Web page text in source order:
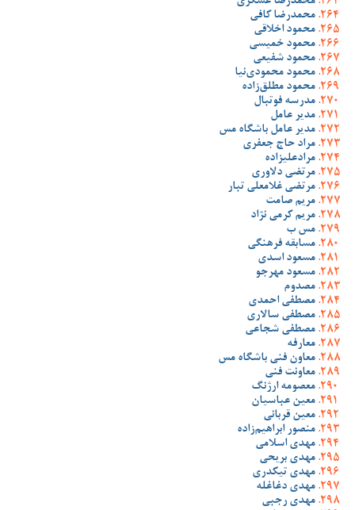
محمدرضا کافی
محمود اخلاقی
محمود خمیسی
محمود شفیعی
محمود محمودی‌نیا
محمود مطلق‌زاده
مدرسه فوتبال
مدیر عامل
مدیر عامل باشگاه مس
مراد حاج جعفری
مرادعلیزاده
مرتضی دلاوری
مرتضی غلامعلی تبار
مریم صامت
مریم کرمی نژاد
مس ب
مسابقه فرهنگی
مسعود اسدی
مسعود مهرجو
مصدوم
مصطفی احمدی
مصطفی سالاری
مصطفی شجاعی
معارفه
معاون فنی باشگاه مس
معاونت فنی
معصومه ارژنگ
معین عباسیان
معین قربانی
منصور ابراهیم‌زاده
مهدی اسلامی
مهدی بریحی
مهدی تیکدری
مهدی دغاغله
مهدی رجبی